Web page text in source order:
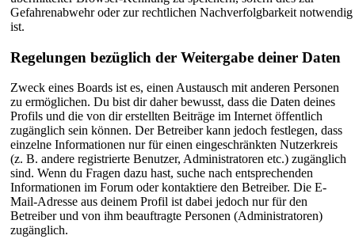
Gefahrenabwehr oder zur rechtlichen Nachverfolgbarkeit notwendig
ist.
Regelungen bezüglich der Weitergabe deiner Daten
Zweck eines Boards ist es, einen Austausch mit anderen Personen
zu ermöglichen. Du bist dir daher bewusst, dass die Daten deines
Profils und die von dir erstellten Beiträge im Internet öffentlich
zugänglich sein können. Der Betreiber kann jedoch festlegen, dass
einzelne Informationen nur für einen eingeschränkten Nutzerkreis
(z. B. andere registrierte Benutzer, Administratoren etc.) zugänglich
sind. Wenn du Fragen dazu hast, suche nach entsprechenden
Informationen im Forum oder kontaktiere den Betreiber. Die E-
Mail-Adresse aus deinem Profil ist dabei jedoch nur für den
Betreiber und von ihm beauftragte Personen (Administratoren)
zugänglich.